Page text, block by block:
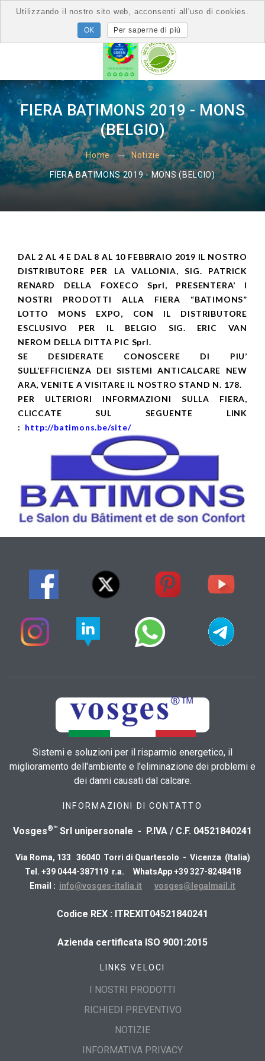
FIERA BATIMONS 2019 - MONS
(BELGIO)
Home Notizie
FIERA BATIMONS 2019 - MONS (BELGIO)
DAL 2 AL 4 E DAL 8 AL 10 FEBBRAIO 2019 IL NOSTRO
DISTRIBUTORE PER LA VALLONIA, SIG. PATRICK
RENARD DELLA FOXECO Sprl, PRESENTERA’ I
NOSTRI PRODOTTI ALLA FIERA “BATIMONS”
LOTTO MONS EXPO, CON IL DISTRIBUTORE
ESCLUSIVO PER IL BELGIO SIG. ERIC VAN
NEROM DELLA DITTA PIC Sprl.
SE DESIDERATE CONOSCERE DI PIU’
SULL’EFFICIENZA DEI SISTEMI ANTICALCARE NEW
ARA, VENITE A VISITARE IL NOSTRO STAND N. 178.
PER ULTERIORI INFORMAZIONI SULLA FIERA,
CLICCATE SUL SEGUENTE LINK
: http://batimons.be/site/
Sistemi e soluzioni per il risparmio energetico, il
miglioramento dell'ambiente e l'eliminazione dei problemi e
dei danni causati dal calcare.
INFORMAZIONI DI CONTATTO
Vosges®™ Srl unipersonale - P.IVA / C.F. 04521840241
Via Roma, 133 36040 Torri di Quartesolo - Vicenza (Italia)
Tel. +39 0444-387119 r.a. WhatsApp +39 327-8248418
Email : info@vosges-italia.it vosges@legalmail.it
​Codice REX : ITREXIT04521840241
Azienda certificata ISO 9001:2015
LINKS VELOCI
I NOSTRI PRODOTTI
RICHIEDI PREVENTIVO
NOTIZIE
INFORMATIVA PRIVACY
Utilizzando il nostro sito web, acconsenti all'uso di cookies.
Per saperne di più